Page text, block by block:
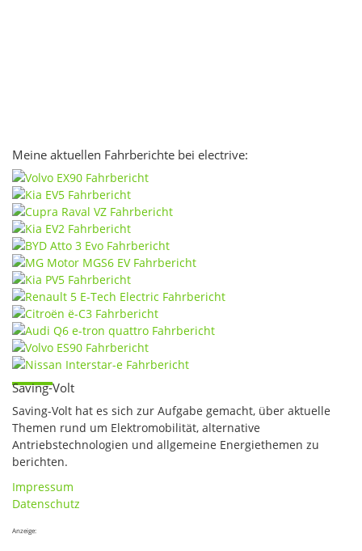
Meine aktuellen Fahrberichte bei electrive:
Saving-Volt
Saving-Volt hat es sich zur Aufgabe gemacht, über aktuelle
Themen rund um Elektromobilität, alternative
Antriebstechnologien und allgemeine Energiethemen zu
berichten.
Impressum
Datenschutz
Anzeige: